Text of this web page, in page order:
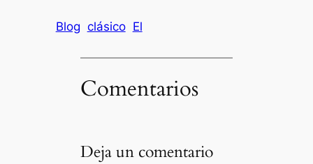
Blog clásico El
Comentarios
Deja un comentario